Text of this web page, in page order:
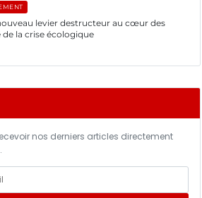
levier destructeur au cœur des
la crise écologique
nos derniers articles directement